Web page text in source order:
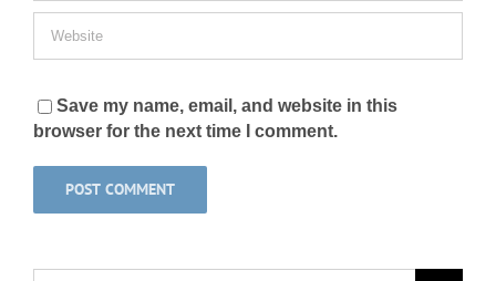
Save my name, email, and website in this
browser for the next time I comment.